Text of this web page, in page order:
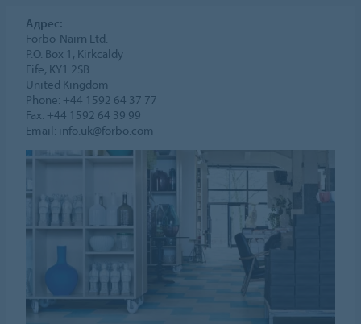
Адрес:
Forbo-Nairn Ltd.
P.O. Box 1, Kirkcaldy
Fife, KY1 2SB
United Kingdom
Phone: +44 1592 64 37 77
Fax: +44 1592 64 39 99
Email: info.uk@forbo.com